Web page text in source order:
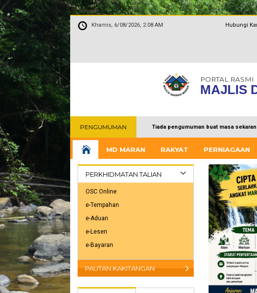
Khamis, 6/08/2026, 2:08 AM Hubungi
PORTAL RASMI
MAJLIS
PENGUMUMAN Tiada pengumuman buat masa
MD MARAN RAKYAT PERNIAGAAN
PERKHIDMATAN TALIAN
OSC Online
e-Tempahan
e-Aduan
e-Lesen
e-Bayaran
PAUTAN KAKITANGAN